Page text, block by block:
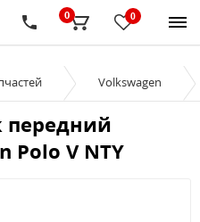
0
0
Volkswagen
передний
Polo V NTY